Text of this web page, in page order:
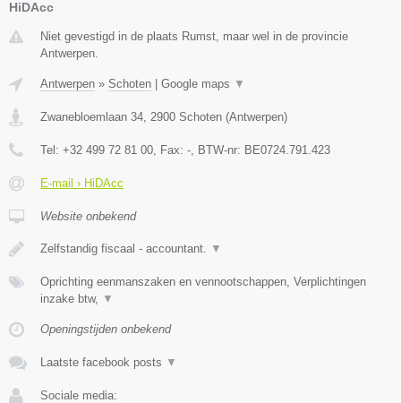
HiDAcc
Niet gevestigd in de plaats Rumst, maar wel in de provincie
Antwerpen.
Antwerpen » Schoten | Google maps ▼
Zwanebloemlaan 34 2900 Schoten (Antwerpen)
Tel: +32 499 72 81 00 , Fax: - , BTW-nr: BE0724.791.423
E-mail › HiDAcc
Website onbekend
Zelfstandig fiscaal - accountant. ▼
Oprichting eenmanszaken en vennootschappen, Verplichtingen
inzake btw, ▼
Openingstijden onbekend
Laatste facebook posts ▼
Sociale media: